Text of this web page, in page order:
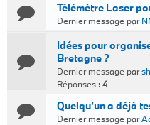
Télémètre Laser
Dernier message par
Idées pour
Bretagne ?
Dernier message par
Réponses :4
Quelqu’un a déjà
Dernier message par